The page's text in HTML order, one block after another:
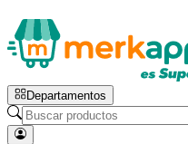
Departamentos